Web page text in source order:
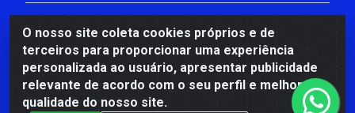
O nosso site coleta cookies próprios e de
terceiros para proporcionar uma experiência
personalizada ao usuário, apresentar publicidade
relevante de acordo com o seu perfil e melhorar a
qualidade do nosso site.
CBP MACEDO COMERCIO PEÇAS LTDA Matriz - av
Mauro Miranda Madureira, 1249 - Coramara , Cachoeiro
de Itapemirim/ES - CEP 29.311-310 - CNPJ
00.502.680/0001-41